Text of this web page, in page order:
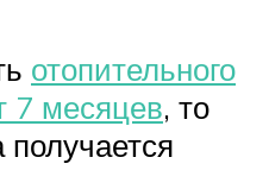
отопительного
7 месяцев, то
получается